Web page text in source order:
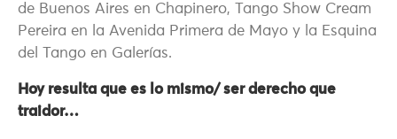
de Buenos Aires en Chapinero, Tango Show Cream
Pereira en la Avenida Primera de Mayo y la Esquina
del Tango en Galerías.
Hoy resulta que es lo mismo/ ser derecho que
traidor…